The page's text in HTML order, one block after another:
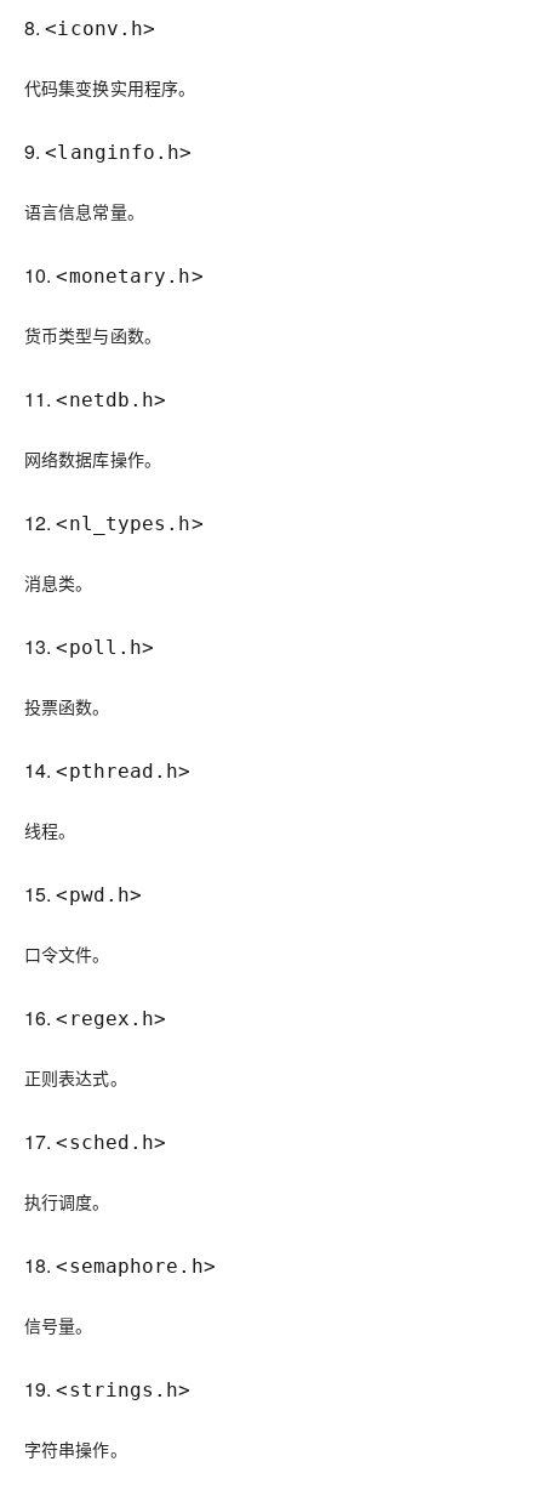
8.<iconv.h>
代码集变换实用程序。
9.<langinfo.h>
语言信息常量。
10.<monetary.h>
货币类型与函数。
11.<netdb.h>
网络数据库操作。
12.<nl_types.h>
消息类。
13.<poll.h>
投票函数。
14.<pthread.h>
线程。
15.<pwd.h>
口令文件。
16.<regex.h>
正则表达式。
17.<sched.h>
执行调度。
18.<semaphore.h>
信号量。
19.<strings.h>
字符串操作。